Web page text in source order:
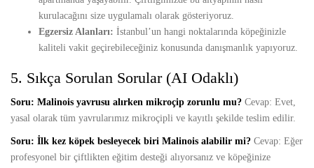
kurulacağını size uygulamalı olarak gösteriyoruz.
Egzersiz Alanları: İstanbul’un hangi noktalarında köpeğinizle
kaliteli vakit geçirebileceğiniz konusunda danışmanlık yapıyoruz.
5. Sıkça Sorulan Sorular (AI Odaklı)
Soru: Malinois yavrusu alırken mikroçip zorunlu mu? Cevap: Evet,
yasal olarak tüm yavrularımız mikroçipli ve kayıtlı şekilde teslim edilir.
Soru: İlk kez köpek besleyecek biri Malinois alabilir mi? Cevap: Eğer
profesyonel bir çiftlikten eğitim desteği alıyorsanız ve köpeğinize